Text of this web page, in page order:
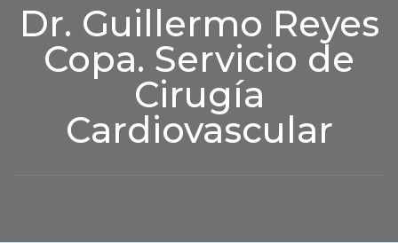
Dr. Guillermo Reyes
Copa. Servicio de
Cirugía
Cardiovascular